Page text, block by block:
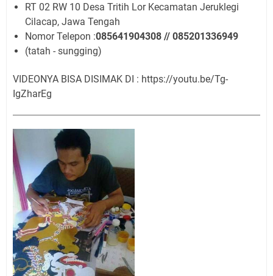
RT 02 RW 10 Desa Tritih Lor Kecamatan Jeruklegi
Cilacap, Jawa Tengah
Nomor Telepon :085641904308 // 085201336949
(tatah - sungging)
VIDEONYA BISA DISIMAK DI : https://youtu.be/Tg-
IgZharEg